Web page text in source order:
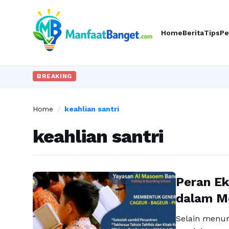
HomeBeritaTips
BREAKING
Home / keahlian santri
keahlian santri
Peran
dalam
Selain